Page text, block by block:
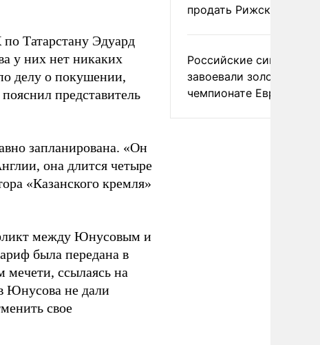
Татарстану Эдуард
у них нет никаких
делу о покушении,
представитель
запланирована. «Он
она длится четыре
«Казанского кремля»
между Юнусовым и
была передана в
мечети, ссылаясь на
Юнусова не дали
свое
продать Рижский
Российские
завоевали золото на
чемпионате Европы